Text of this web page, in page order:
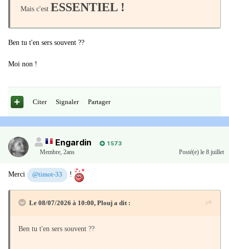
Mais c'est ESSENTIEL !
Ben tu t'en sers souvent ??
Moi non !
Citer Signaler Partager
Engardin
1 573
Membre, 2ans Posté(e) le 8 juillet
Merci @timot-33 !
Le 08/07/2026 à 10:00, Plouj a dit :
Ben tu t'en sers souvent ??